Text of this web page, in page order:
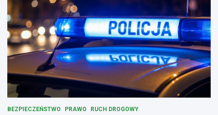
BEZPIECZEŃSTWO PRAWO RUCH DROGOWY